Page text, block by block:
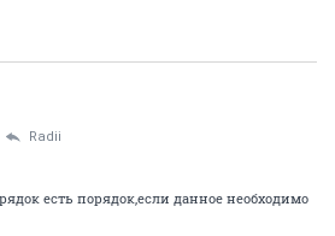
Radii
есть порядок,если данное необходимо